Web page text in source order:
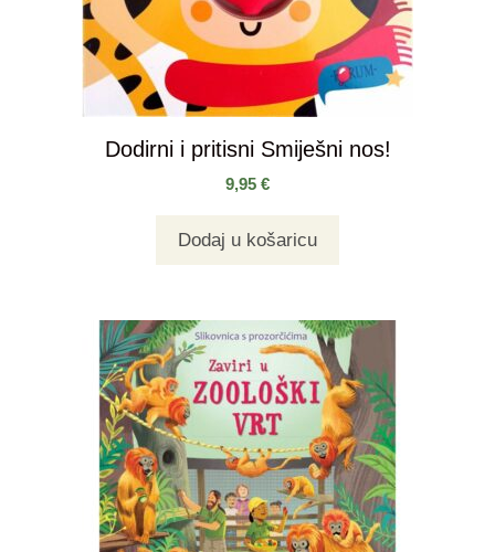
Dodirni i pritisni Smiješni nos!
9,95 €
Dodaj u košaricu